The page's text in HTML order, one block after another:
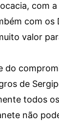
com
com os
valor
do
de
todos
não